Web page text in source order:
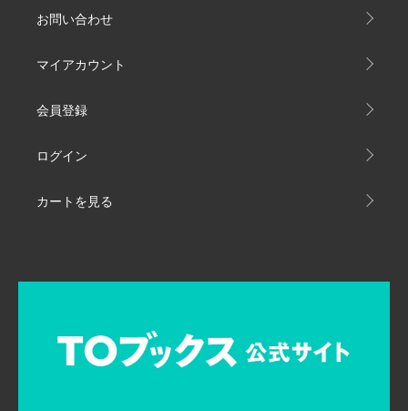
お問い合わせ
マイアカウント
会員登録
ログイン
カートを見る